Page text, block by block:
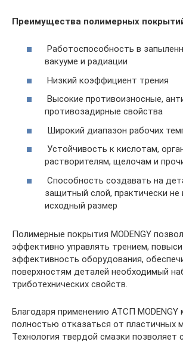
Преимущества полимерных покрытий
Работоспособность в
вакууме и радиации
Низкий коэффициент трения
Высокие противоизносные,
противозадирные свойства
Широкий диапазон рабочих
Устойчивость к кислотам,
растворителям, щелочам и
Способность создавать на
защитный слой, практически
исходный размер
Полимерные покрытия MODENGY
эффективно управлять трением,
эффективность оборудования,
поверхностям деталей необходимый
триботехнических свойств.
Благодаря применению АТСП MODENGY
полностью отказаться от пластичных
Технология твердой смазки позволяет